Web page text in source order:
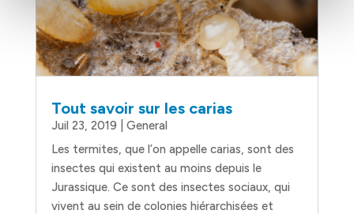
Tout savoir sur les carias
Juil 23, 2019
General
Les termites, que l’on appelle carias, sont des
insectes qui existent au moins depuis le
Jurassique. Ce sont des insectes sociaux, qui
vivent au sein de colonies hiérarchisées et